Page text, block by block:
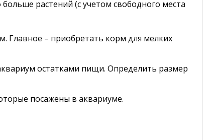
растений (с учетом свободного места
– приобретать корм для мелких
остатками пищи. Определить размер
посажены в аквариуме.